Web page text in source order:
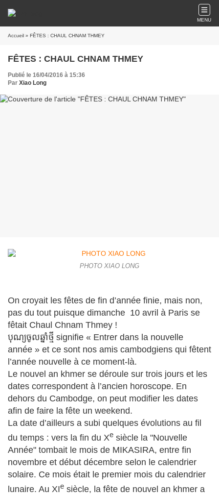
MENU
Accueil » FÊTES : CHAUL CHNAM THMEY
FÊTES : CHAUL CHNAM THMEY
Publié le 16/04/2016 à 15:36
Par Xiao Long
PHOTO XIAO LONG
On croyait les fêtes de fin d’année finie, mais non,
pas du tout puisque dimanche 10 avril à Paris se
fêtait Chaul Chnam Thmey !
បុណ្យចូលឆ្នាំថ្មី signifie « Entrer dans la nouvelle
année » et ce sont nos amis cambodgiens qui fêtent
l’année nouvelle à ce moment-là.
Le nouvel an khmer se déroule sur trois jours et les
dates correspondent à l’ancien horoscope. En
dehors du Cambodge, on peut modifier les dates
afin de faire la fête un weekend.
La date d’ailleurs a subi quelques évolutions au fil
du temps : vers la fin du Xe siècle la "Nouvelle
Année" tombait le mois de MIKASIRA, entre fin
novembre et début décembre selon le calendrier
solaire. Ce mois était le premier mois du calendrier
lunaire. Au XIe siècle, la fête de nouvel an khmer a